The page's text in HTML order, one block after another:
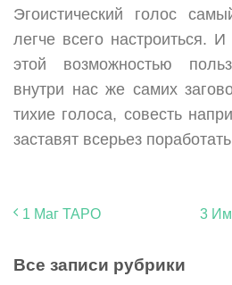
Эгоистический голос
легче всего настроиться.
этой возможностью
внутри нас же самих
тихие голоса, совесть
заставят всерьез
1 Маг ТАРО 3
Все записи рубрики